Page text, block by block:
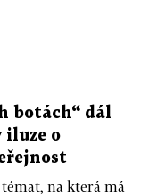
botách“ dál
iluze o
na která má